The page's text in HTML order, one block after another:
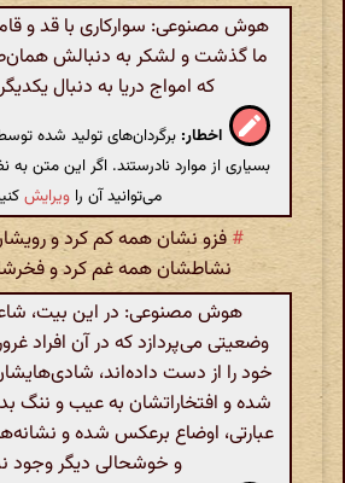
هوش مصنوعی: سوارکاری با قد و
ما گذشت و لشکر به دنبالش
که امواج دریا به دنبال
اخطار: برگردان‌های تولید شده
بسیاری از موارد نادرستند. اگر این متن
می‌توانید آن را ویرایش
# فزو نشان همه کم کرد و
نشاطشان همه غم کرد و
هوش مصنوعی: در این بیت،
وضعیتی می‌پردازد که در آن افراد
خود را از دست داده‌اند،
شده و افتخاراتشان به عیب و ننگ
عبارتی، اوضاع برعکس شده و
و خوشحالی دیگر وجود